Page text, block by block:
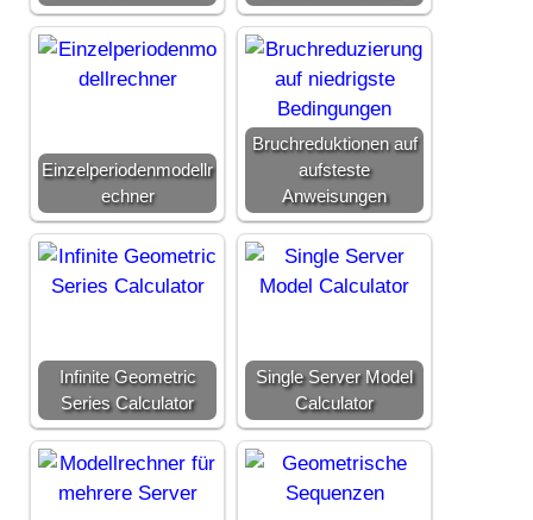
Einzelperiodenmodellr
echner
Bruchreduktionen auf
aufsteste
Anweisungen
Infinite Geometric
Series Calculator
Single Server Model
Calculator